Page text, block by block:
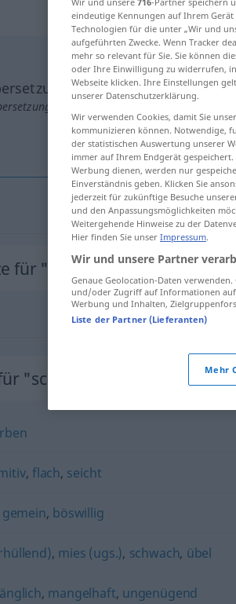
anklicken/antippen)
für "schlecht"
"schlecht"
, flach, seicht
gemein, böswillig
, mies (ugs.), schwach, übel
, mangelhaft, ungenügend
eindeutige Kennungen auf Ihrem
Technologien für die unter „Wir und
aufgeführten Zwecke. Wenn Tracker
mehr so relevant für Sie. Sie können
oder Ihre Einwilligung zu widerrufen,
Webseite klicken. Ihre Einstellungen
unserer Datenschutzerklärung.
Wir verwenden Cookies, damit Sie
kommunizieren können. Notwendige,
der statistischen Auswertung unserer
immer auf Ihrem Endgerät
Werbung dienen, werden nur
Einverständnis geben. Klicken Sie
jederzeit für zukünftige Besuche
und den Anpassungsmöglichkeiten
Weitergehende Hinweise zu der
Hier finden Sie unser Impressum.
Wir und unsere Partner
Genaue Geolocation-Daten
und/oder Zugriff auf Informationen
Werbung und Inhalten,
Liste der Partner (Lieferanten)
Mehr